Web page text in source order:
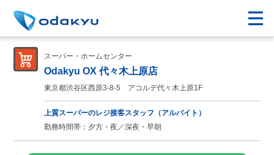
スーパー・ホームセンター
Odakyu OX 代々木上原店
東京都渋谷区西原3-8-5 アコルデ代々木上原1F
上質スーパーのレジ接客スタッフ（アルバイト）
勤務時間帯：夕方・夜／深夜・早朝